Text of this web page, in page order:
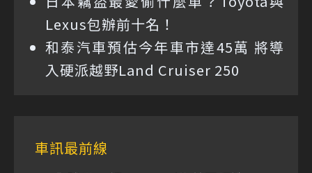
Lexus包辦前十名！
和泰汽車預估今年車市達45萬 將導
入硬派越野Land Cruiser 250
車訊最前線